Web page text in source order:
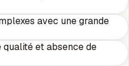
avec une grande
et absence de